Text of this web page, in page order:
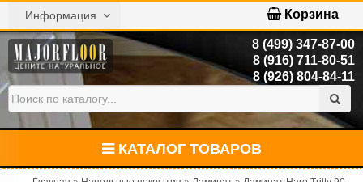
Информация Корзина
8 (499) 347-87-00
8 (916) 711-80-51
8 (926) 804-84-11
КАТАЛОГ ТОВАРОВ